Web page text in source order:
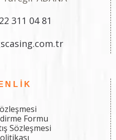
311 04 81
Formu
Sözleşmesi